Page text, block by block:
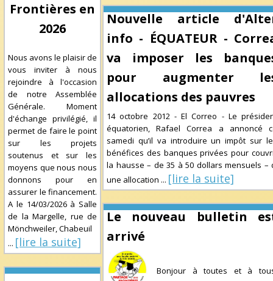
Frontières en
2026
Nous avons le plaisir de
vous inviter à nous
rejoindre à l'occasion
de notre Assemblée
Générale. Moment
d'échange privilégié, il
permet de faire le point
sur les projets
soutenus et sur les
moyens que nous nous
donnons pour en
assurer le financement.
A le 14/03/2026à Salle
de la Margelle, rue de
Mönchweiler, Chabeuil
... [lire la suite]
Nouvelle article
info - ÉQUATEUR -
va imposer les
pour augmenter
allocations des pauvres
14 octobre 2012 - El Correo - Le
équatorien, Rafael Correa a annoncé
samedi qu’il va introduire un impôt sur
bénéfices des banques privées pour
la hausse – de 35 à 50 dollars mensuels –
une allocation ... [lire la suite]
Le nouveau bulletin
arrivé
Bonjour à toutes et à